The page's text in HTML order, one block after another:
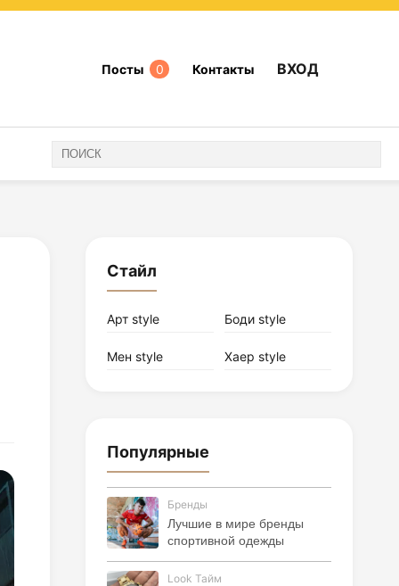
Посты 0 Контакты ВХОД
Стайл
Арт style Боди style
Мен style Хаер style
Популярные
Бренды
Лучшие в мире бренды
спортивной одежды
Look Тайм